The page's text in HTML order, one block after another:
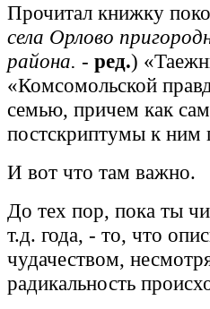
Прочитал книжку
села Орлово
района. - ред.)
«Комсомольской
семью, причем как
постскриптумы к ним
И вот что там важно.
До тех пор, пока ты
т.д. года, - то, что
чудачеством,
радикальность